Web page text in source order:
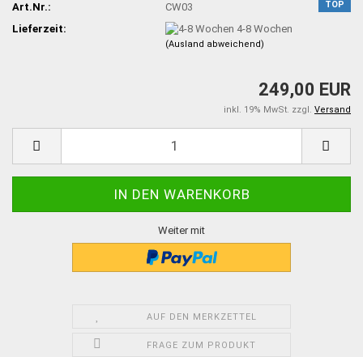
TOP
Art.Nr.:
CW03
Lieferzeit:
4-8 Wochen
(Ausland abweichend)
249,00 EUR
inkl. 19% MwSt. zzgl. Versand
Weiter mit
AUF DEN MERKZETTEL
FRAGE ZUM PRODUKT